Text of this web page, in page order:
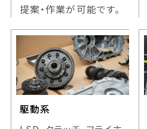
提案・作業が可能です。
駆動系